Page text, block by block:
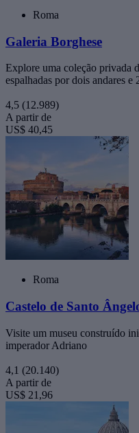
Roma
Galeria Borghese
Explore uma coleção privada
espalhadas por dois andares e
4,5 (12.989)
A partir de
US$ 40,45
Roma
Castelo de Santo
Visite um museu construído
imperador Adriano
4,1 (20.140)
A partir de
US$ 21,96